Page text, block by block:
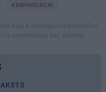
KREMATORIJA
daļa ir aizsargāts autortiesību
izmantošana bez izdevēja